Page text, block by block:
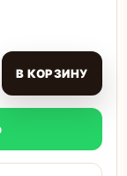
В КОРЗИНУ